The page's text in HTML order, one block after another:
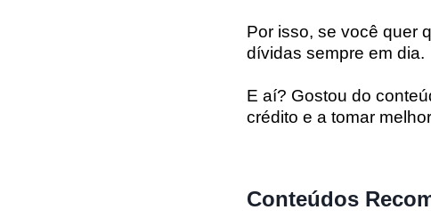
Por isso, se você quer
dívidas sempre em dia.
E aí? Gostou do
crédito e a tomar melh
Conteúdos